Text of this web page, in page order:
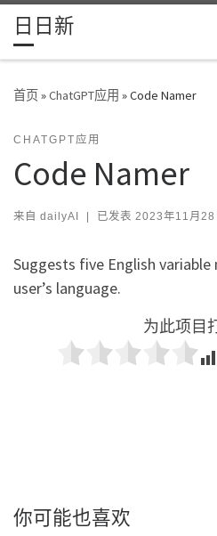
Skip to content
日日新
首页»ChatGPT应用 »Code Namer
CHATGPT应用
Code Namer
来自 dailyAI | 已发表 2023年11月28
Suggests five English
user’s language.
为此项目
你可能也喜欢